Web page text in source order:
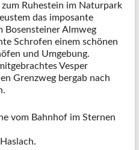
Ruhestein im Naturpark
das imposante
Bosensteiner Almweg
Schrofen einem schönen
und Umgebung.
Vesper
Grenzweg bergab nach
vom Bahnhof im Sternen